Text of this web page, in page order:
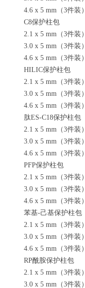
4.6 x 5 mm （3件装
C8保护柱包
2.1 x 5 mm （3件装
3.0 x 5 mm （3件装
4.6 x 5 mm （3件装
HILIC保护柱包
2.1 x 5 mm （3件装
3.0 x 5 mm （3件装
4.6 x 5 mm （3件装
肽ES-C18保护柱包
2.1 x 5 mm （3件装
3.0 x 5 mm （3件装
4.6 x 5 mm （3件装
PFP保护柱包
2.1 x 5 mm （3件装
3.0 x 5 mm （3件装
4.6 x 5 mm （3件装
苯基-己基保护柱包
2.1 x 5 mm （3件装
3.0 x 5 mm （3件装
4.6 x 5 mm （3件装
RP酰胺保护柱包
2.1 x 5 mm （3件装
3.0 x 5 mm （3件装